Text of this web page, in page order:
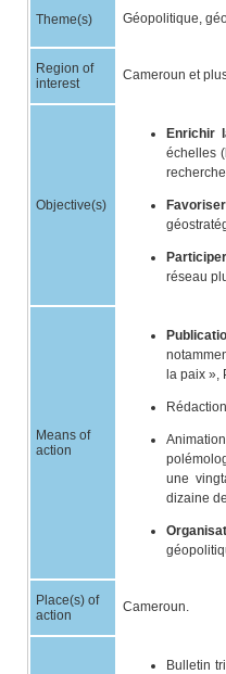
Theme(s) Géopolitique,
Region of
interest
Cameroun et
Objective(s)
Enrichir
échelles
réseau
Means of
action
la paix »,
une
dizaine
Place(s) of
action
Cameroun.
Bulletin